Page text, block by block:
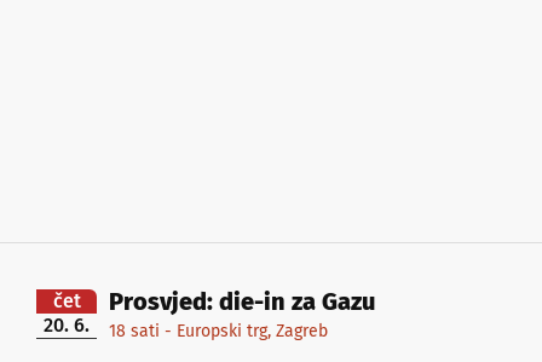
čet
20. 6.
Prosvjed: die-in za Gazu
18 sati - Europski trg, Zagreb